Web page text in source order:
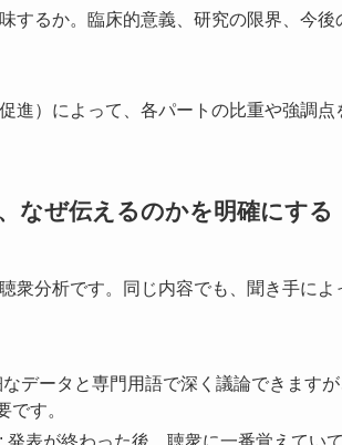
するか。臨床的意義、研究の限界、今
進）によって、各パートの比重や強調点
なぜ伝えるのかを明確にする
衆分析です。同じ内容でも、聞き手によ
データと専門用語で深く議論できます
です。
: 発表が終わった後、聴衆に一番覚えてい